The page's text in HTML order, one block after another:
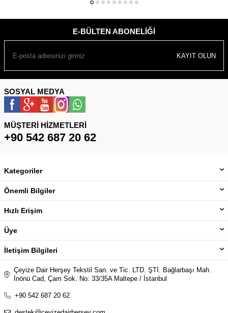
E-BÜLTEN ABONELIĞI
KAYIT OLUN
SOSYAL MEDYA
MÜŞTERI HIZMETLERI
+90 542 687 20 62
Kategoriler
Önemli Bilgiler
Hızlı Erişim
Üye
İletişim Bilgileri
Çeyize Dair Herşey Tekstil San. ve Tic. LTD. ŞTİ. Bağlarbaşı Mah.
İnönü Cad, Çam Sok. No: 33/35A Maltepe / İstanbul
+90 542 687 20 62